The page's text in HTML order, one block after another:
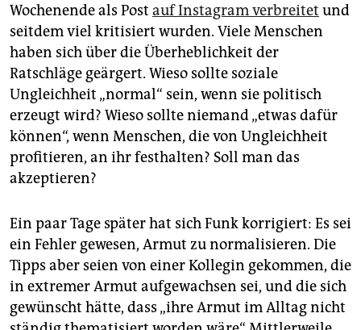
Wochenende als Post auf Instagram verbreitet und
seitdem viel kritisiert wurden. Viele Menschen
haben sich über die Überheblichkeit der
Ratschläge geärgert. Wieso sollte soziale
Ungleichheit „normal“ sein, wenn sie politisch
erzeugt wird? Wieso sollte niemand „etwas dafür
können“, wenn Menschen, die von Ungleichheit
profitieren, an ihr festhalten? Soll man das
akzeptieren?
Ein paar Tage später hat sich Funk korrigiert: Es sei
ein Fehler gewesen, Armut zu normalisieren. Die
Tipps aber seien von einer Kollegin gekommen, die
in extremer Armut aufgewachsen sei, und die sich
gewünscht hätte, dass „ihre Armut im Alltag nicht